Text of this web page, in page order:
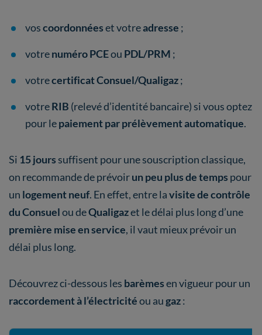
voscoordonnéeset votreadresse ;
votrenuméro PCEou PDL/PRM ;
votrecertificat Consuel/Qualigaz;
votreRIB (relevé d’identité bancaire) si vous optez
pour lepaiement par prélèvement automatique.
Si 15 jours suffisent pour une souscription classique,
on recommande de prévoirun peu plus de temps pour
un logement neuf. En effet, entre lavisite de contrôle
du Consuelou deQualigazet le délai plus long d’une
première mise en service, il vaut mieux prévoir un
délai plus long.
Découvrez ci-dessous les barèmesen vigueur pour un
raccordement à l’électricitéou augaz: